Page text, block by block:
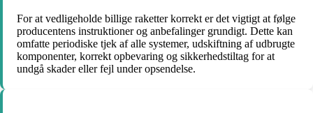
For at vedligeholde billige raketter korrekt er det vigtigt at følge
producentens instruktioner og anbefalinger grundigt. Dette kan
omfatte periodiske tjek af alle systemer, udskiftning af udbrugte
komponenter, korrekt opbevaring og sikkerhedstiltag for at
undgå skader eller fejl under opsendelse.